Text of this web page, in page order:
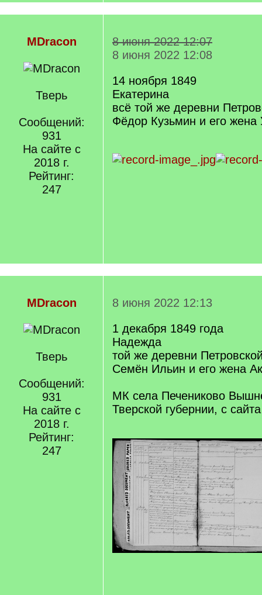
MDracon
Тверь
Сообщений:
931
На сайте с
2018 г.
Рейтинг:
247
8 июня 2022 12:07
8 июня 2022 12:08
14 ноября 1849
Екатерина
всё той же деревни
Фёдор Кузьмин и его жена
MDracon
Тверь
Сообщений:
931
На сайте с
2018 г.
Рейтинг:
247
8 июня 2022 12:13
1 декабря 1849 года
Надежда
той же деревни
Семён Ильин и его жена
МК села Печениково
Тверской губернии, с